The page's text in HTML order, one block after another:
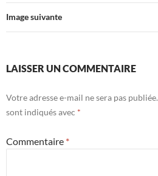
Image suivante
LAISSER UN COMMENTAIRE
Votre adresse e-mail ne sera pas publiée.
sont indiqués avec *
Commentaire *